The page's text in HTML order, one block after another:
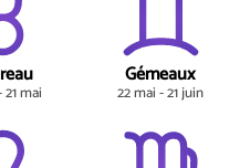
21 mai
Gémeaux
22 mai - 21 juin